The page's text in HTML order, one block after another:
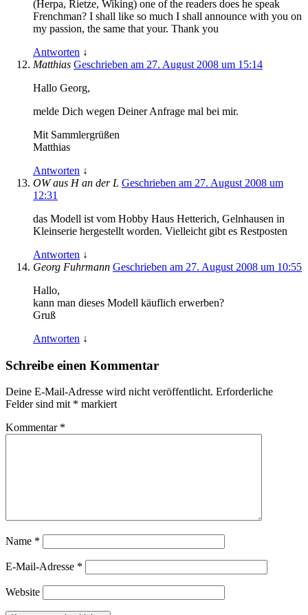
(Herpa, Rietze, Wiking) one of the readers does he speak
Frenchman? I shall like so much I shall announce with you on
my passion, the same that your. Thank you
Antworten ↓
Matthias Geschrieben am 27. August 2008 um 15:14
Hallo Georg,
melde Dich wegen Deiner Anfrage mal bei mir.
Mit Sammlergrüßen
Matthias
Antworten ↓
OW aus H an der L Geschrieben am 27. August 2008 um
12:31
das Modell ist vom Hobby Haus Hetterich, Gelnhausen in
Kleinserie hergestellt worden. Vielleicht gibt es Restposten
Antworten ↓
Georg Fuhrmann Geschrieben am 27. August 2008 um 10:55
Hallo,
kann man dieses Modell käuflich erwerben?
Gruß
Antworten ↓
Schreibe einen Kommentar
Deine E-Mail-Adresse wird nicht veröffentlicht. Erforderliche
Felder sind mit * markiert
Kommentar *
Name *
E-Mail-Adresse *
Website